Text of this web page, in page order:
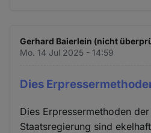
Gerhard Baierlein (nicht
Mo. 14 Jul 2025 - 14:59
Dies
Dies Erpressermethoden
Staatsregierung sind